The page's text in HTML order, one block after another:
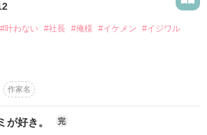
い)
でずっと同じ学校なのに
い…けどね
#叶わない #社長 #俺様 #イケメン #イジワル
作家名
が好き。 完